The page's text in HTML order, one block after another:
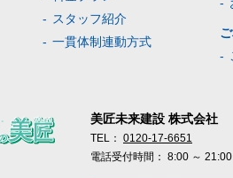
スタッフ紹介
一貫体制連動方式
美匠未来建設 株式会社
TEL： 0120-17-6651
電話受付時間： 8:00 ～